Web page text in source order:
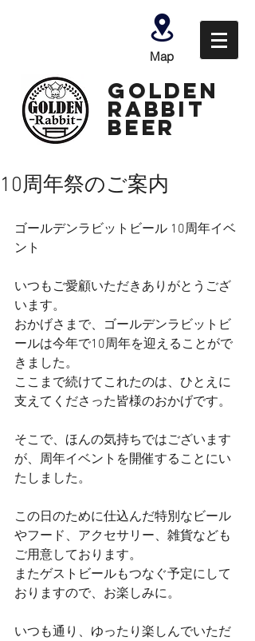
Map
GOLDEN
Rabbit
Beer
10周年祭のご案内
⁡ゴールデンラビットビール 10周年イベ
ント
いつもご愛顧いただきありがとうござ
います。
おかげさまで、ゴールデンラビットビ
ールは今年で10周年を迎えることがで
きました。
ここまで続けてこれたのは、ひとえに
支えてくださった皆様のおかげです。
そこで、ほんの気持ちではございます
が、周年イベントを開催することにい
たしました。
この日のために仕込んだ特別なビール
やフード、アクセサリー、雑貨なども
ご用意しております。
またゲストビールもつなぐ予定にして
おりますので、お楽しみに。
いつも通り、ゆったり楽しんでいただ